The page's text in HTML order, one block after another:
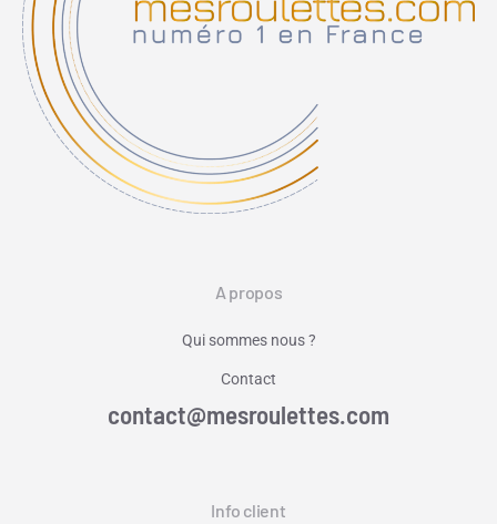
A propos
Qui sommes nous ?
Contact
contact@mesroulettes.com
Info client